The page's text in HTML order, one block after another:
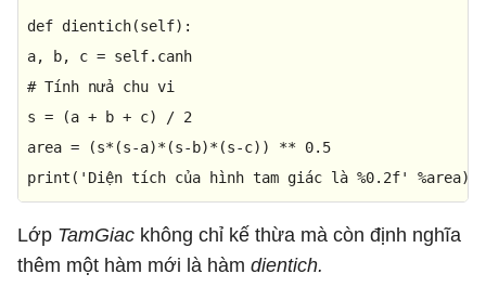
def dientich(self):
# Tính nửa chu vi
s = (a + b + c) / 2
area = (s*(s-a)*(s-b)*(s-c)) ** 0.5
print ( 'Diện tích của hình tam giác là %0.2f' %area)
Lớp TamGiac không chỉ kế thừa mà còn định nghĩa
thêm một hàm mới là hàm dientich.